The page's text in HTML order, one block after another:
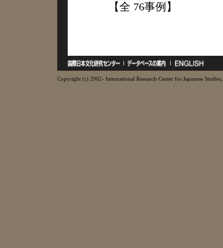
【全 76事例】
Copyright (c) 2002- International Research Center for Japanese